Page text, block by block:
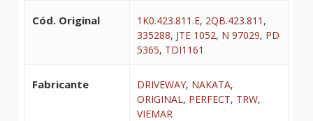
Cód. Original 1K0.423.811.E, 2QB.423.811 ,
335288, JTE 1052, N 97029, PD
5365, TDI1161
Fabricante DRIVEWAY, NAKATA,
ORIGINAL, PERFECT, TRW,
VIEMAR